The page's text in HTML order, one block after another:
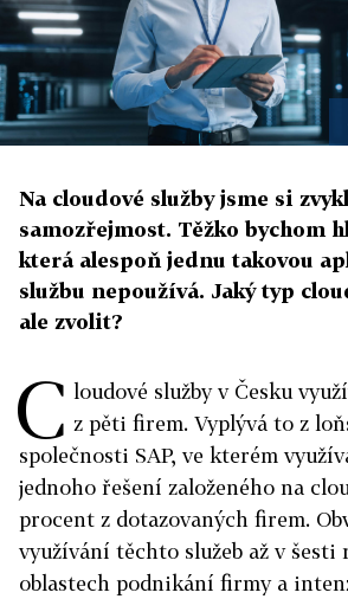
Na cloudové služby jsme si
samozřejmost. Těžko bychom
která alespoň jednu takovou
službu nepoužívá. Jaký typ
ale zvolit?
C loudové služby v Česku
z pěti firem. Vyplývá to z
společnosti SAP, ve kterém
jednoho řešení založeného na
procent z dotazovaných firem.
využívání těchto služeb až v šesti
oblastech podnikání firmy a